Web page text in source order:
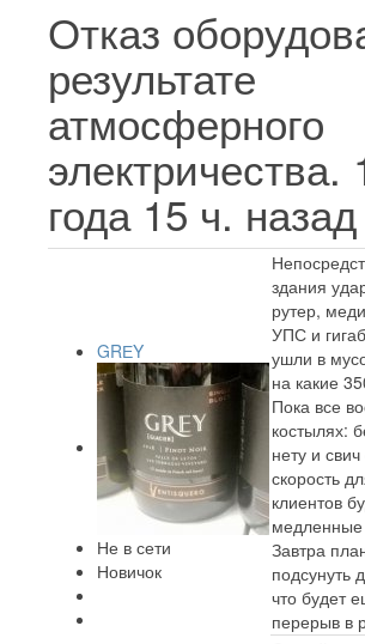
Отказ
результате
атмосферного
электричества.
года 15 ч. назад
GRЕY
Не в сети
Новичок
здания
рутер,
УПС и
ушли в
на какие
Пока все
костылях:
нету и
скорость
клиентов
медленные
Завтра
подсунуть
что будет
перерыв в